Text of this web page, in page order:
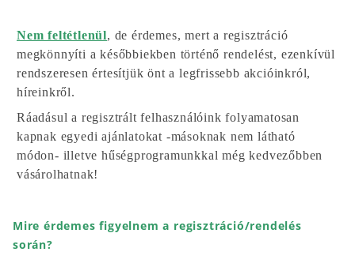
Nem feltétlenül, de érdemes, mert a regisztráció
megkönnyíti a későbbiekben történő rendelést, ezenkívül
rendszeresen értesítjük önt a legfrissebb akcióinkról,
híreinkről.
Ráadásul a regisztrált felhasználóink folyamatosan
kapnak egyedi ajánlatokat -másoknak nem látható
módon- illetve hűségprogramunkkal még kedvezőbben
vásárolhatnak!
Mire érdemes figyelnem a regisztráció/rendelés
során?